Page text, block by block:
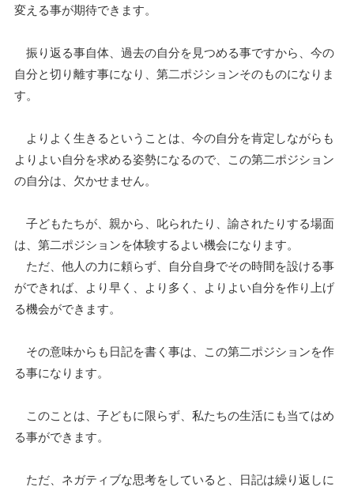
変える事が期待できます。
振り返る事自体、過去の自分を見つめる事ですから、今の
自分と切り離す事になり、第二ポジションそのものになりま
す。
よりよく生きるということは、今の自分を肯定しながらも
よりよい自分を求める姿勢になるので、この第二ポジション
の自分は、欠かせません。
子どもたちが、親から、叱られたり、諭されたりする場面
は、第二ポジションを体験するよい機会になります。
ただ、他人の力に頼らず、自分自身でその時間を設ける事
ができれば、より早く、より多く、よりよい自分を作り上げ
る機会ができます。
その意味からも日記を書く事は、この第二ポジションを作
る事になります。
このことは、子どもに限らず、私たちの生活にも当てはめ
る事ができます。
ただ、ネガティブな思考をしていると、日記は繰り返しに